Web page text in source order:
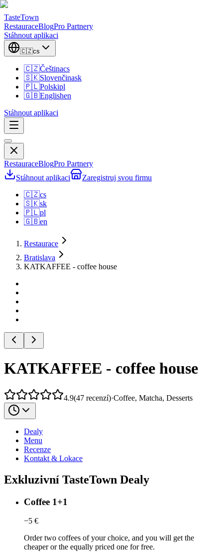
TasteTown
RestauraceBlogPro Partnery
Stáhnout aplikaci
🇨🇿cs
🇨🇿Češtinacs
🇸🇰Slovenčinask
🇵🇱Polskipl
🇬🇧Englishen
Stáhnout aplikaci
RestauraceBlogPro Partnery
Stáhnout aplikaci
Zaregistruj svou firmu
🇨🇿cs
🇸🇰sk
🇵🇱pl
🇬🇧en
Restaurace
Bratislava
KATKAFFEE - coffee house
KATKAFFEE - coffee house
4.9(47 recenzí)·Coffee, Matcha, Desserts
Dealy
Menu
Recenze
Kontakt & Lokace
Exkluzivní TasteTown Dealy
Coffee 1+1
−5 €
Order two coffees of your choice, and you will get the
cheaper or the equally priced one for free.